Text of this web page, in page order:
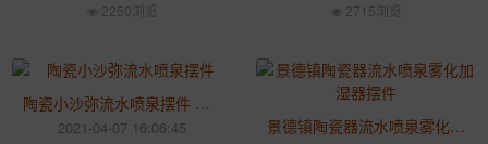
2250浏览 2715浏览
陶瓷小沙弥流水喷泉摆件 中秋订制办公室客厅茶几桌面招财装饰
2021-04-07 16:06:45 景德镇陶瓷器流水喷泉雾化加湿器摆件 桌面景观装饰品